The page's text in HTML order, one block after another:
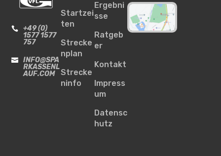

+49 (0)
1577 1577
757

INFO@SPA
RKASSENL
AUF.COM
Startzei
ten
Strecke
nplan
Strecke
ninfo
Ergebni
sse
Ratgeb
er
Kontakt
Impress
um
Datensc
hutz